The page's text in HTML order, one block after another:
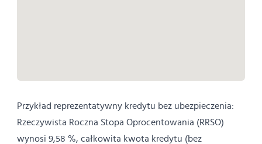
Przykład reprezentatywny kredytu bez ubezpieczenia:
Rzeczywista Roczna Stopa Oprocentowania (RRSO)
wynosi 9,58 %, całkowita kwota kredytu (bez